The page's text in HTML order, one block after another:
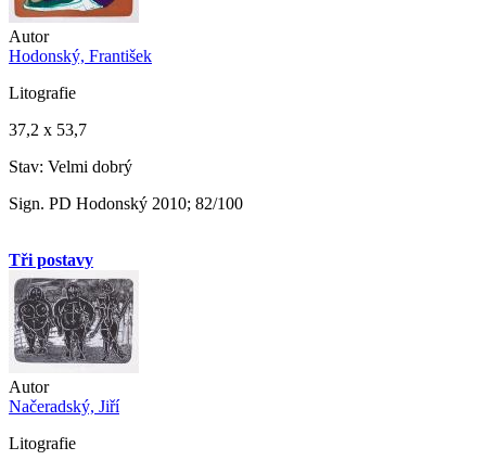
Autor
Hodonský, František
Litografie
37,2 x 53,7
Stav: Velmi dobrý
Sign. PD Hodonský 2010; 82/100
Tři postavy
Autor
Načeradský, Jiří
Litografie